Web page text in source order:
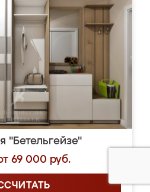
"Бетельгейзе"
69 000 руб.